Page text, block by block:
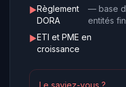
►Règlement
DORA
— base
entités
►ETI et PME en
croissance
Le saviez-vous ?